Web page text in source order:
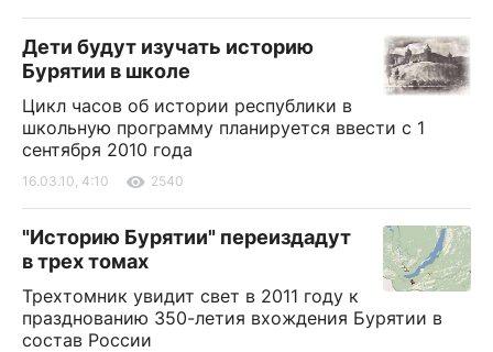
Дети будут изучать историю
Бурятии в школе
Цикл часов об истории республики в
школьную программу планируется ввести с 1
сентября 2010 года
16.03.10, 4:10 2540
"Историю Бурятии" переиздадут
в трех томах
Трехтомник увидит свет в 2011 году к
празднованию 350-летия вхождения Бурятии в
состав России